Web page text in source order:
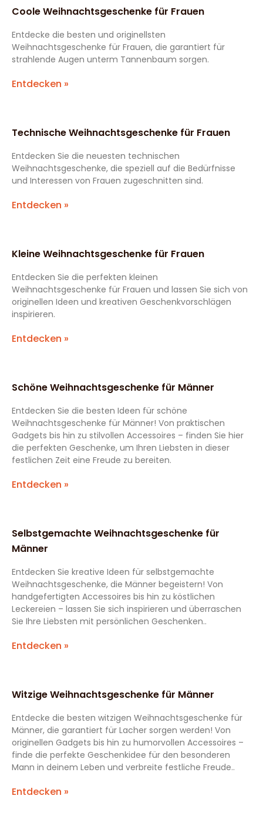
Coole Weihnachtsgeschenke für Frauen
Entdecke die besten und originellsten
Weihnachtsgeschenke für Frauen, die garantiert für
strahlende Augen unterm Tannenbaum sorgen.
Entdecken »
Technische Weihnachtsgeschenke für Frauen
Entdecken Sie die neuesten technischen
Weihnachtsgeschenke, die speziell auf die Bedürfnisse
und Interessen von Frauen zugeschnitten sind.
Entdecken »
Kleine Weihnachtsgeschenke für Frauen
Entdecken Sie die perfekten kleinen
Weihnachtsgeschenke für Frauen und lassen Sie sich von
originellen Ideen und kreativen Geschenkvorschlägen
inspirieren.
Entdecken »
Schöne Weihnachtsgeschenke für Männer
Entdecken Sie die besten Ideen für schöne
Weihnachtsgeschenke für Männer! Von praktischen
Gadgets bis hin zu stilvollen Accessoires – finden Sie hier
die perfekten Geschenke, um Ihren Liebsten in dieser
festlichen Zeit eine Freude zu bereiten.
Entdecken »
Selbstgemachte Weihnachtsgeschenke für
Männer
Entdecken Sie kreative Ideen für selbstgemachte
Weihnachtsgeschenke, die Männer begeistern! Von
handgefertigten Accessoires bis hin zu köstlichen
Leckereien – lassen Sie sich inspirieren und überraschen
Sie Ihre Liebsten mit persönlichen Geschenken..
Entdecken »
Witzige Weihnachtsgeschenke für Männer
Entdecke die besten witzigen Weihnachtsgeschenke für
Männer, die garantiert für Lacher sorgen werden! Von
originellen Gadgets bis hin zu humorvollen Accessoires –
finde die perfekte Geschenkidee für den besonderen
Mann in deinem Leben und verbreite festliche Freude..
Entdecken »